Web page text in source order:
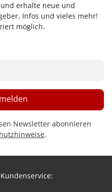
erhalte neue und
Infos und vieles mehr!
möglich.
Newsletter abonnieren
.